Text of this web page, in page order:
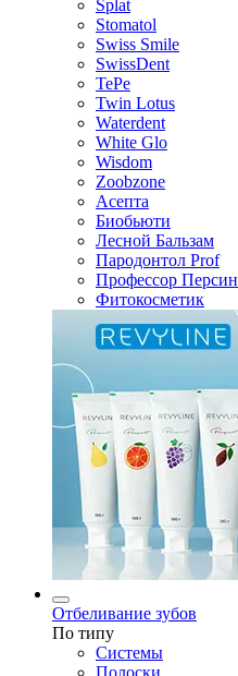
Splat
Stomatol
Swiss Smile
SwissDent
TePe
Twin Lotus
Waterdent
White Glo
Wisdom
Zoobzone
Асепта
Биобьюти
Лесной Бальзам
Пародонтол Prof
Профессор Персин
Фитокосметик
Отбеливание зубов
По типу
Системы